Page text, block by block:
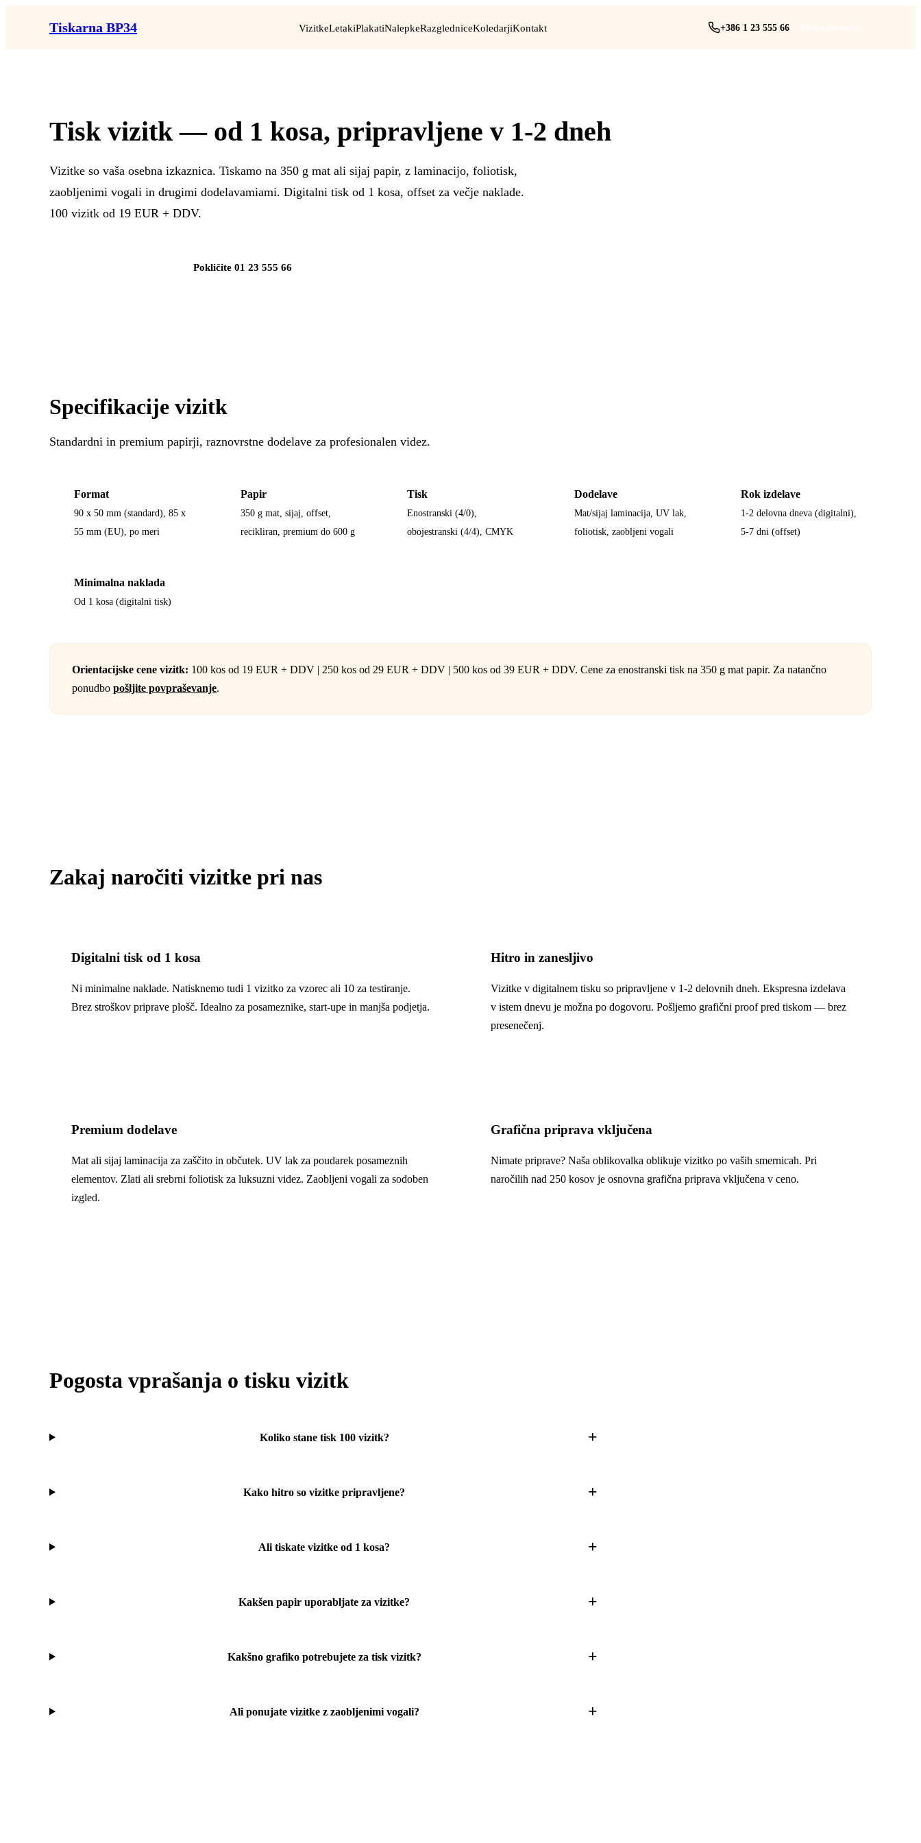
Tiskarna BP34 VizitkeLetakiPlakatiNalepkeRazgledniceKoledarjiKontakt +386 1 23 555 66
Tisk vizitk— od 1 kosa, pripravljene v 1-2 dneh
Vizitke so vaša osebna izkaznica. Tiskamo na 350 g mat ali sijaj papir, z laminacijo, foliotisk,
zaobljenimi vogali in drugimi dodelavamiami. Digitalni tisk od 1 kosa, offset za večje naklade.
100 vizitk od 19 EUR + DDV.
Pokličite 01 23 555 66
Specifikacije vizitk
Standardni in premium papirji, raznovrstne dodelave za profesionalen videz.
Format
90 x 50 mm (standard), 85 x
55 mm (EU), po meri
Papir
350 g mat, sijaj, offset,
recikliran, premium do 600 g
Tisk
Enostranski (4/0),
obojestranski (4/4), CMYK
Dodelave
Mat/sijaj laminacija, UV lak,
foliotisk, zaobljeni vogali
Rok izdelave
1-2 delovna dneva (digitalni),
5-7 dni (offset)
Minimalna naklada
Od 1 kosa (digitalni tisk)
Orientacijske cene vizitk: 100 kos od 19 EUR + DDV | 250 kos od 29 EUR + DDV | 500 kos od 39 EUR + DDV. Cene za enostranski tisk na 350 g mat papir. Za natančno
ponudbo pošljite povpraševanje.
Zakaj naročiti vizitke pri nas
Digitalni tisk od 1 kosa
Ni minimalne naklade. Natisknemo tudi 1 vizitko za vzorec ali 10 za testiranje.
Brez stroškov priprave plošč. Idealno za posameznike, start-upe in manjša podjetja.
Hitro in zanesljivo
Vizitke v digitalnem tisku so pripravljene v 1-2 delovnih dneh. Ekspresna izdelava
v istem dnevu je možna po dogovoru. Pošljemo grafični proof pred tiskom — brez
presenečenj.
Premium dodelave
Mat ali sijaj laminacija za zaščito in občutek. UV lak za poudarek posameznih
elementov. Zlati ali srebrni foliotisk za luksuzni videz. Zaobljeni vogali za sodoben
izgled.
Grafična priprava vključena
Nimate priprave? Naša oblikovalka oblikuje vizitko po vaših smernicah. Pri
naročilih nad 250 kosov je osnovna grafična priprava vključena v ceno.
Pogosta vprašanja o tisku vizitk
Koliko stane tisk 100 vizitk?
Kako hitro so vizitke pripravljene?
Ali tiskate vizitke od 1 kosa?
Kakšen papir uporabljate za vizitke?
Kakšno grafiko potrebujete za tisk vizitk?
Ali ponujate vizitke z zaobljenimi vogali?